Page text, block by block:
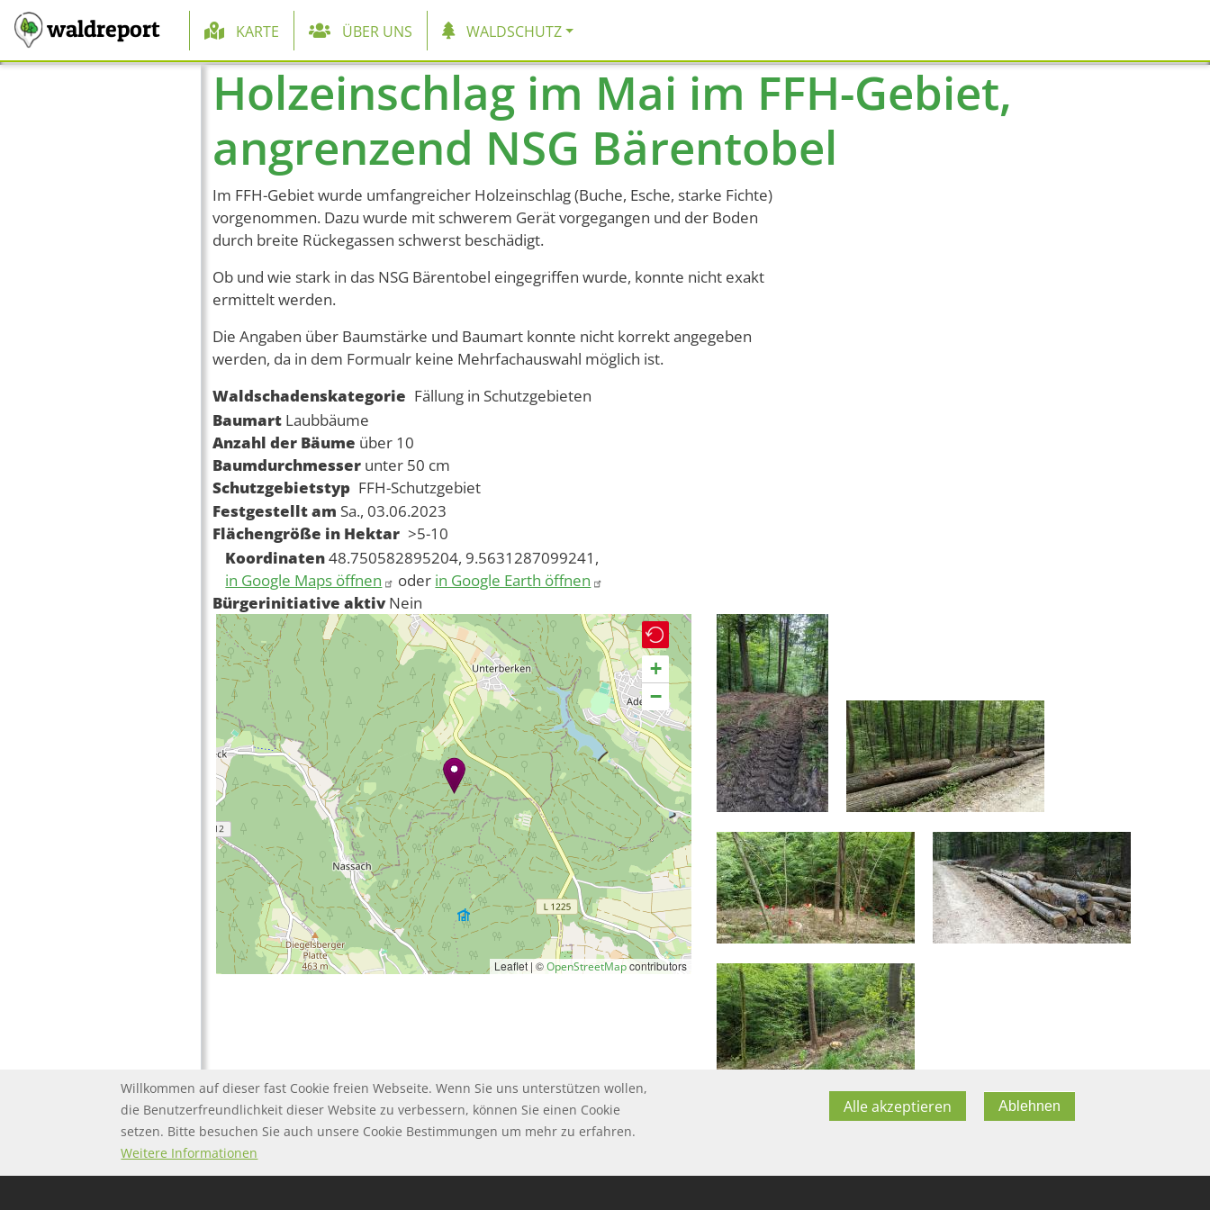
waldreport Hauptnavigation
KARTE ÜBER UNS WALDSCHUTZ
Holzeinschlag im Mai im FFH-Gebiet,
angrenzend NSG Bärentobel
Im FFH-Gebiet wurde umfangreicher Holzeinschlag (Buche, Esche, starke Fichte)
vorgenommen. Dazu wurde mit schwerem Gerät vorgegangen und der Boden
durch breite Rückegassen schwerst beschädigt.
Ob und wie stark in das NSG Bärentobel eingegriffen wurde, konnte nicht exakt
ermittelt werden.
Die Angaben über Baumstärke und Baumart konnte nicht korrekt angegeben
werden, da in dem Formualr keine Mehrfachauswahl möglich ist.
Waldschadenskategorie Fällung in Schutzgebieten
Baumart Laubbäume
Anzahl der Bäume über 10
Baumdurchmesser unter 50 cm
Schutzgebietstyp FFH-Schutzgebiet
Festgestellt am Sa., 03.06.2023
Flächengröße in Hektar >5-10
Koordinaten48.750582895204, 9.5631287099241,
in Google Maps öffnen
oder in Google Earth öffnen
Bürgerinitiative aktiv Nein
+
−
Leaflet | ©OpenStreetMapcontributors
FOOTER MENU Twitter
FOOTER-IMPRESSUM
Impressum
Willkommen auf dieser fast Cookie freien Webseite. Wenn Sie uns unterstützen wollen,
die Benutzerfreundlichkeit dieser Website zu verbessern, können Sie einen Cookie
setzen. Bitte besuchen Sie auch unsere Cookie Bestimmungen um mehr zu erfahren.
Weitere Informationen
Alle akzeptieren Ablehnen